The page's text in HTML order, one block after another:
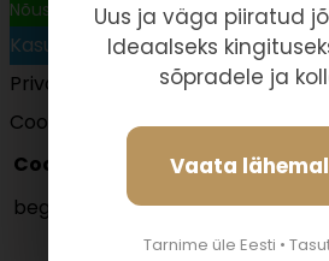
Nõustun
Kasutame küpsiseid!
Privacy & Cookies policy
Cookies list
Cookie name
Active
beget
Uus ja väga piiratud
Ideaalseks
sõpradele ja
Vaata
Tarnime üle Eesti •